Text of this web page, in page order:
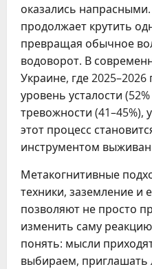
оказались
продолжает крутить
превращая обычное
водоворот. В
Украине, где
уровень усталости
тревожности (41–45%),
этот процесс
инструментом
Метакогнитивные
техники, заземление
позволяют не просто
изменить саму
понять: мысли
выбираем, приглашать